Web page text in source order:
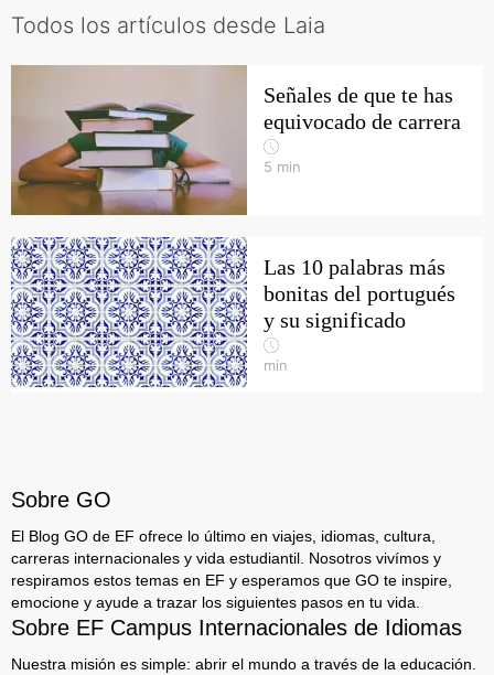
Todos los artículos desde Laia
Señales de que te has
equivocado de carrera
5 min
Las 10 palabras más
bonitas del portugués
y su significado
min
Sobre GO
El Blog GO de EF ofrece lo último en viajes, idiomas, cultura,
carreras internacionales y vida estudiantil. Nosotros vivímos y
respiramos estos temas en EF y esperamos que GO te inspire,
emocione y ayude a trazar los siguientes pasos en tu vida.
Sobre EF Campus Internacionales de Idiomas
Nuestra misión es simple: abrir el mundo a través de la educación.